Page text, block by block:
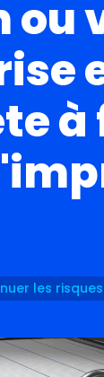
ou
à
les risques